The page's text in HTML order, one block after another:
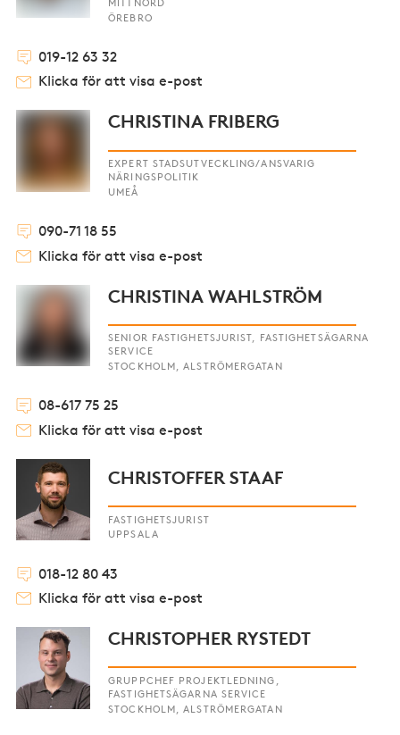
ÖREBRO
019-12 63 32
Klicka för att visa e-post
CHRISTINA FRIBERG
EXPERT STADSUTVECKLING/ANSVARIG
NÄRINGSPOLITIK
UMEÅ
090-71 18 55
Klicka för att visa e-post
CHRISTINA WAHLSTRÖM
SENIOR FASTIGHETSJURIST, FASTIGHETSÄGARNA
SERVICE
STOCKHOLM, ALSTRÖMERGATAN
08-617 75 25
Klicka för att visa e-post
CHRISTOFFER STAAF
FASTIGHETSJURIST
UPPSALA
018-12 80 43
Klicka för att visa e-post
CHRISTOPHER RYSTEDT
GRUPPCHEF PROJEKTLEDNING,
FASTIGHETSÄGARNA SERVICE
STOCKHOLM, ALSTRÖMERGATAN